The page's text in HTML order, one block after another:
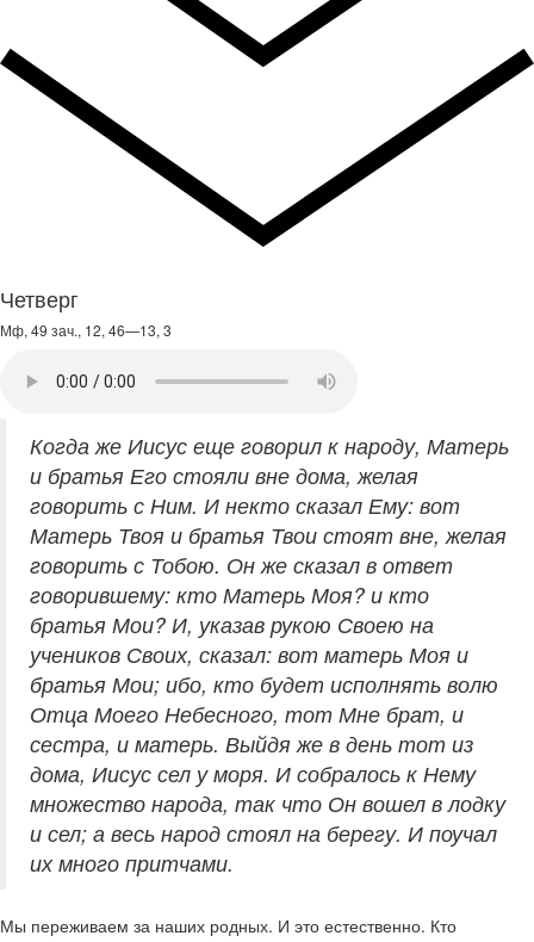
Четверг
Мф, 49 зач., 12, 46—13, 3
Когда же Иисус еще говорил к народу, Матерь
и братья Его стояли вне дома, желая
говорить с Ним. И некто сказал Ему: вот
Матерь Твоя и братья Твои стоят вне, желая
говорить с Тобою. Он же сказал в ответ
говорившему: кто Матерь Моя? и кто
братья Мои? И, указав рукою Своею на
учеников Своих, сказал: вот матерь Моя и
братья Мои; ибо, кто будет исполнять волю
Отца Моего Небесного, тот Мне брат, и
сестра, и матерь. Выйдя же в день тот из
дома, Иисус сел у моря. И собралось к Нему
множество народа, так что Он вошел в лодку
и сел; а весь народ стоял на берегу. И поучал
их много притчами.
Мы переживаем за наших родных. И это естественно. Кто